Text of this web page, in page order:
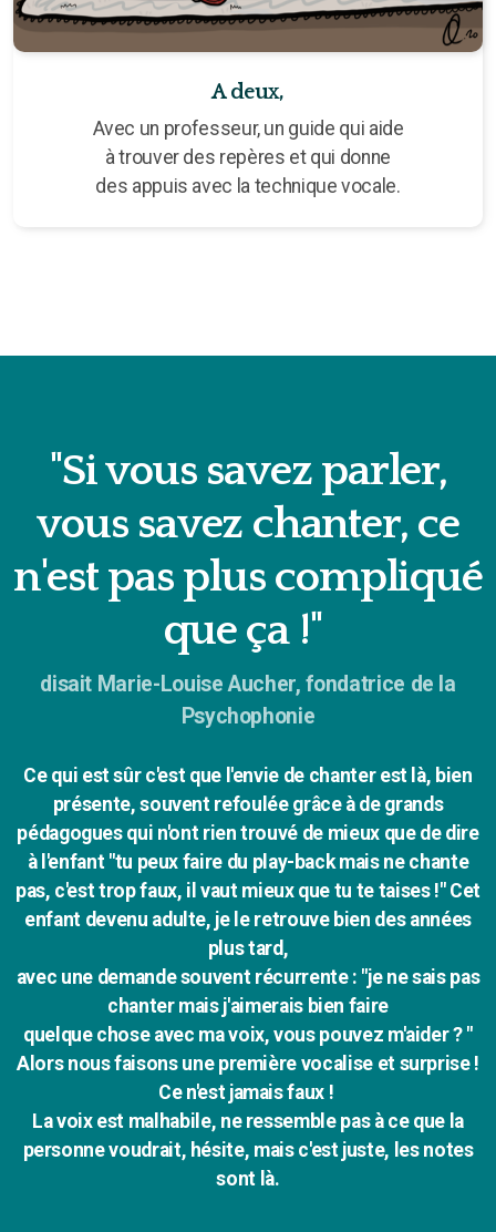
A deux,
Avec un professeur, un guide qui aide
à trouver des repères et qui donne
des appuis avec la technique vocale.
"Si vous savez parler,
vous savez chanter, ce
n'est pas plus compliqué
que ça !"
disait Marie-Louise Aucher, fondatrice de la
Psychophonie
Ce qui est sûr c'est que l'envie de chanter est là, bien
présente, souvent refoulée grâce à de grands
pédagogues qui n'ont rien trouvé de mieux que de dire
à l'enfant "tu peux faire du play-back mais ne chante
pas, c'est trop faux, il vaut mieux que tu te taises !" Cet
enfant devenu adulte, je le retrouve bien des années
plus tard,
avec une demande souvent récurrente : "je ne sais pas
chanter mais j'aimerais bien faire
quelque chose avec ma voix, vous pouvez m'aider ? "
Alors nous faisons une première vocalise et surprise !
Ce n'est jamais faux !
La voix est malhabile, ne ressemble pas à ce que la
personne voudrait, hésite, mais c'est juste, les notes
sont là.